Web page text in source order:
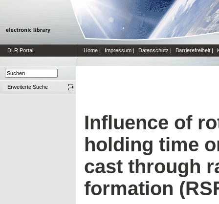
DLR Portal Home | Impressum | Datenschutz | Barrierefreiheit |
Erweiterte Suche
Influence of
holding time
cast through
formation